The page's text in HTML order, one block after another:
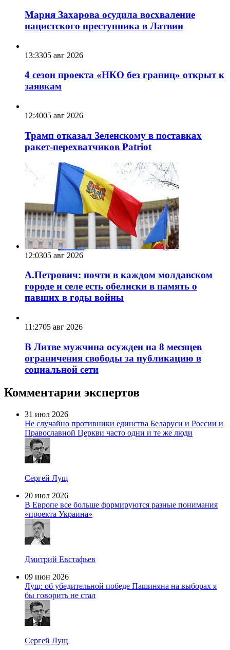
Мария Захарова осудила восхваление
нацистского преступника в Латвии
13:3305 авг 2026
4 сезон проекта «НКО без границ» открыт к
заявкам
12:4005 авг 2026
Трамп отказал Зеленскому в поставках
ракет-перехватчиков Patriot
12:0305 авг 2026
А.Петрович: почти в каждом молдавском
городе и селе есть обелиски в память о
павших в годы войны
11:2705 авг 2026
В Литве мужчина осужден на 8 месяцев
ограничения свободы за публикацию в
социальной сети
Комментарии экспертов
31 июл 2026
Не случайно противники единства Беларуси и России и
Православной Церкви часто одни и те же люди
Сергей Лущ
20 июл 2026
В Европе все больше формируются разные понимания
«проекта Украина»
Дмитрий Евстафьев
09 июн 2026
Лущ: об убедительной победе Пашиняна на выборах я
бы говорить не стал
Сергей Лущ